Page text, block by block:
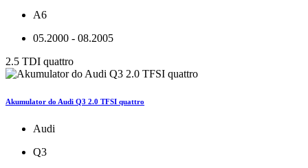
A6
05.2000 - 08.2005
2.5 TDI quattro
Akumulator do Audi Q3 2.0 TFSI quattro
Audi
Q3